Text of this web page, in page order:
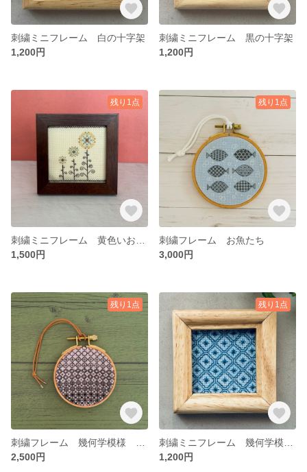
刺繍ミニフレーム 白の十字架
1,200円
刺繍ミニフレーム 黒の十字架
1,200円
残り1点
1,500円
残り1点
刺繍フレーム お魚たち
3,000円
残り1点
2,500円
残り1点
1,200円